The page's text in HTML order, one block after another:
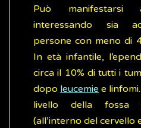
Può manifestarsi
interessando sia
persone con meno di
In età infantile,
circa il 10% di tutti i
dopo leucemie e
livello della fossa
(all’interno del cervello